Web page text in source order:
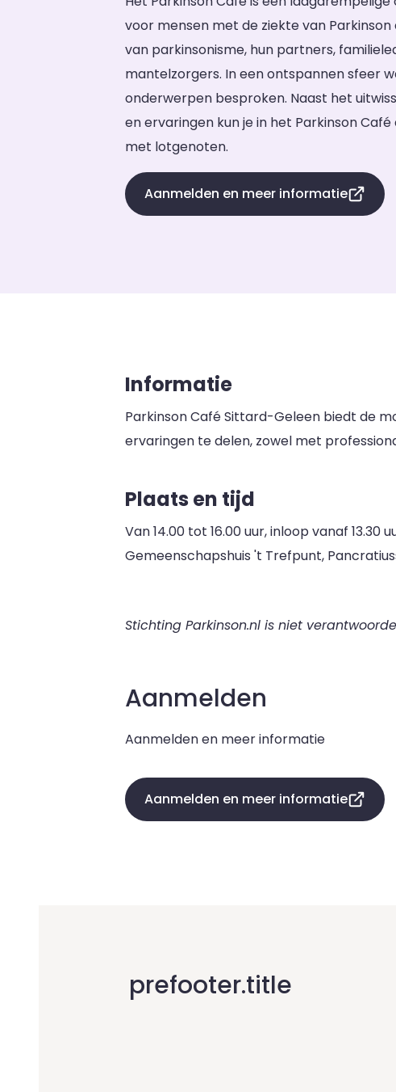
voor mensen met de ziekte van
van parkinsonisme, hun partners,
mantelzorgers. In een ontspannen sfeer
onderwerpen besproken. Naast het
en ervaringen kun je in het Parkinson
met lotgenoten.
Aanmelden en meer informatie
Informatie
Parkinson Café Sittard-Geleen biedt de
ervaringen te delen, zowel met
Plaats en tijd
Van 14.00 tot 16.00 uur, inloop vanaf 13.30
Gemeenschapshuis 't Trefpunt,
Stichting Parkinson.nl is niet
Aanmelden
Aanmelden en meer informatie
Aanmelden en meer informatie
prefooter.title